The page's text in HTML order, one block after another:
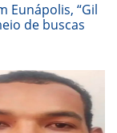
Eunápolis, “Gil
de buscas